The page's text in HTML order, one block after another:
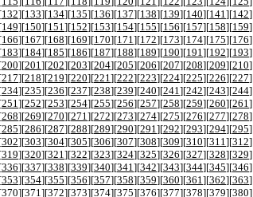
132][133][134][135][136][137][138][139][140][141][142]
149][150][151][152][153][154][155][156][157][158][159]
166][167][168][169][170][171][172][173][174][175][176]
183][184][185][186][187][188][189][190][191][192][193]
200][201][202][203][204][205][206][207][208][209][210]
217][218][219][220][221][222][223][224][225][226][227]
234][235][236][237][238][239][240][241][242][243][244]
251][252][253][254][255][256][257][258][259][260][261]
268][269][270][271][272][273][274][275][276][277][278]
285][286][287][288][289][290][291][292][293][294][295]
302][303][304][305][306][307][308][309][310][311][312]
319][320][321][322][323][324][325][326][327][328][329]
336][337][338][339][340][341][342][343][344][345][346]
353][354][355][356][357][358][359][360][361][362][363]
370][371][372][373][374][375][376][377][378][379][380]